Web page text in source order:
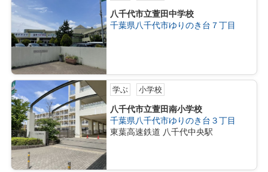
八千代市立萱田中学校
千葉県八千代市ゆりのき台７丁目
学ぶ 小学校
八千代市立萱田南小学校
千葉県八千代市ゆりのき台３丁目
東葉高速鉄道 八千代中央駅